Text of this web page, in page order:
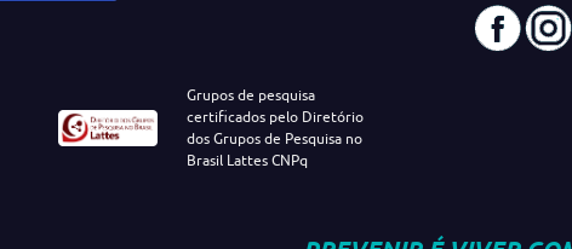
Grupos de pesquisa
certificados pelo Diretório
dos Grupos de Pesquisa no
Brasil Lattes CNPq